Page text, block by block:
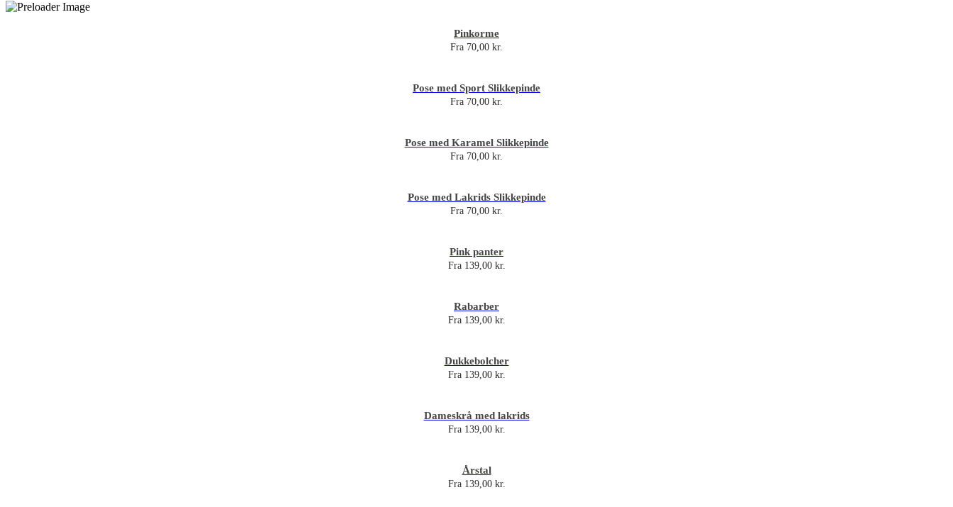
Pinkorme
Fra 70,00 kr.
Pose med Sport Slikkepinde
Fra 70,00 kr.
Pose med Karamel Slikkepinde
Fra 70,00 kr.
Pose med Lakrids Slikkepinde
Fra 70,00 kr.
Pink panter
Fra 139,00 kr.
Rabarber
Fra 139,00 kr.
Dukkebolcher
Fra 139,00 kr.
Dameskrå med lakrids
Fra 139,00 kr.
Årstal
Fra 139,00 kr.